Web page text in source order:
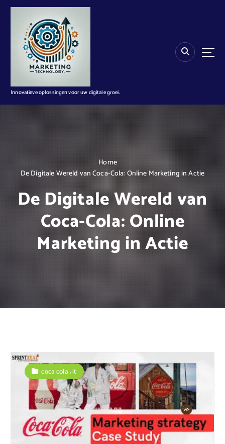
n
Innovatieve oplossingen voor uw digitale groei.
Home
De Digitale Wereld van Coca-Cola: Online Marketing in Actie
De Digitale Wereld van
Coca-Cola: Online
Marketing in Actie
coca cola,it